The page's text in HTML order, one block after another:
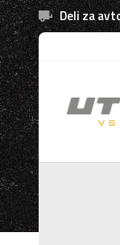
Deli za